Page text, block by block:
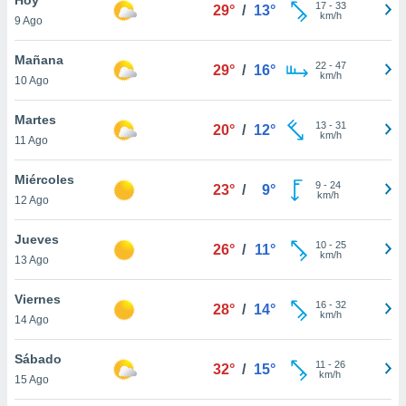
en
más
nuestra
de
cookies
aceptar
9 Ago
29° / 13° 17- 33
km/h
Mañana
10 Ago
29° / 16° 22- 47
km/h
Martes
11 Ago
20° / 12° 13- 31
km/h
Miércoles
12 Ago
23° / 9° 9- 24
km/h
Jueves
13 Ago
26° / 11° 10- 25
km/h
Viernes
14 Ago
28° / 14° 16- 32
km/h
Sábado
15 Ago
32° / 15° 11 - 26
km/h